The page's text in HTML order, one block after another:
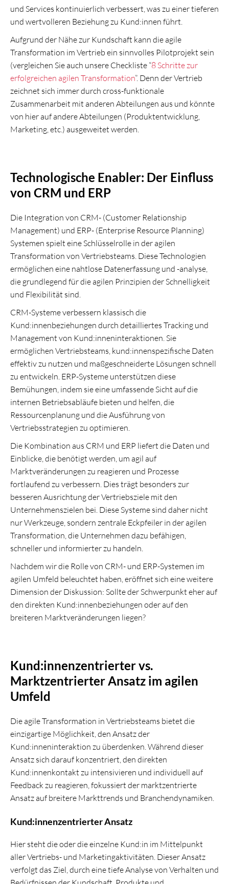
und Services kontinuierlich verbessert, was zu einer tieferen
und wertvolleren Beziehung zu Kund:innen führt.
Aufgrund der Nähe zur Kundschaft kann die agile
Transformation im Vertrieb ein sinnvolles Pilotprojekt sein
(vergleichen Sie auch unsere Checkliste “8 Schritte zur
erfolgreichen agilen Transformation”. Denn der Vertrieb
zeichnet sich immer durch cross-funktionale
Zusammenarbeit mit anderen Abteilungen aus und könnte
von hier auf andere Abteilungen (Produktentwicklung,
Marketing, etc.) ausgeweitet werden.
Technologische Enabler: Der Einfluss
von CRM und ERP
Die Integration von CRM- (Customer Relationship
Management) und ERP- (Enterprise Resource Planning)
Systemen spielt eine Schlüsselrolle in der agilen
Transformation von Vertriebsteams. Diese Technologien
ermöglichen eine nahtlose Datenerfassung und -analyse,
die grundlegend für die agilen Prinzipien der Schnelligkeit
und Flexibilität sind.
CRM-Systeme verbessern klassisch die
Kund:innenbeziehungen durch detailliertes Tracking und
Management von Kund:inneninteraktionen. Sie
ermöglichen Vertriebsteams, kund:innenspezifische Daten
effektiv zu nutzen und maßgeschneiderte Lösungen schnell
zu entwickeln. ERP-Systeme unterstützen diese
Bemühungen, indem sie eine umfassende Sicht auf die
internen Betriebsabläufe bieten und helfen, die
Ressourcenplanung und die Ausführung von
Vertriebsstrategien zu optimieren.
Die Kombination aus CRM und ERP liefert die Daten und
Einblicke, die benötigt werden, um agil auf
Marktveränderungen zu reagieren und Prozesse
fortlaufend zu verbessern. Dies trägt besonders zur
besseren Ausrichtung der Vertriebsziele mit den
Unternehmenszielen bei. Diese Systeme sind daher nicht
nur Werkzeuge, sondern zentrale Eckpfeiler in der agilen
Transformation, die Unternehmen dazu befähigen,
schneller und informierter zu handeln.
Nachdem wir die Rolle von CRM- und ERP-Systemen im
agilen Umfeld beleuchtet haben, eröffnet sich eine weitere
Dimension der Diskussion: Sollte der Schwerpunkt eher auf
den direkten Kund:innenbeziehungen oder auf den
breiteren Marktveränderungen liegen?
Kund:innenzentrierter vs.
Marktzentrierter Ansatz im agilen
Umfeld
Die agile Transformation in Vertriebsteams bietet die
einzigartige Möglichkeit, den Ansatz der
Kund:inneninteraktion zu überdenken. Während dieser
Ansatz sich darauf konzentriert, den direkten
Kund:innenkontakt zu intensivieren und individuell auf
Feedback zu reagieren, fokussiert der marktzentrierte
Ansatz auf breitere Markttrends und Branchendynamiken.
Kund:innenzentrierter Ansatz
Hier steht die oder die einzelne Kund:in im Mittelpunkt
aller Vertriebs- und Marketingaktivitäten. Dieser Ansatz
verfolgt das Ziel, durch eine tiefe Analyse von Verhalten und